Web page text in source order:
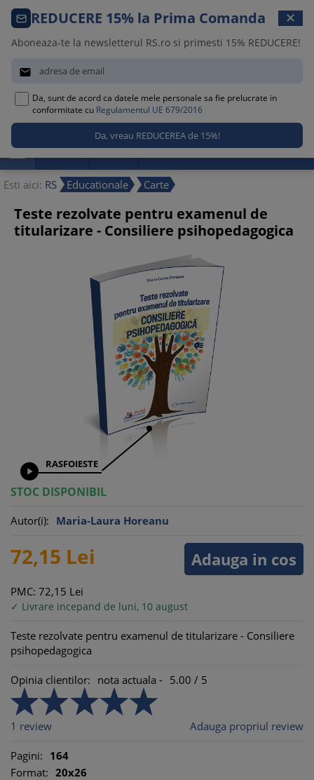
Comanda telefonica · 021 209 45 12

 Promotii Noutati Reduceri
Esti aici: RS Educationale Carte
REDUCERE 15% la Prima Comanda ✕
Aboneaza-te la newsletterul RS.ro si primesti 15% REDUCERE!

Da, sunt de acord ca datele mele personale sa fie prelucrate in
conformitate cu Regulamentul UE 679/2016
Teste rezolvate pentru examenul de
titularizare - Consiliere psihopedagogica

RASFOIESTE
STOC DISPONIBIL
Autor(i): Maria-Laura Horeanu
Adauga in cos
72,15 Lei
PMC: 72,15 Lei
✓ Livrare incepand de luni, 10 august
Teste rezolvate pentru examenul de titularizare - Consiliere
psihopedagogica
Opinia clientilor: nota actuala - 5.00 / 5
1 review Adauga propriul review
Pagini: 164
Format: 20x26